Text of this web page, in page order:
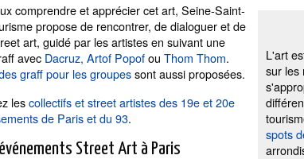
L'art
sur les
spots
comprendre et apprécier cet art, Seine-Saint-
propose de rencontrer, de dialoguer et de
art, guidé par les artistes en suivant une
avec Dacruz, Artof Popofou Thom Thom.
graff pour les groupessont aussi proposées.
lescollectifs et street artistes des 19e et 20e
de Paris et du 93.
Street Art à Paris